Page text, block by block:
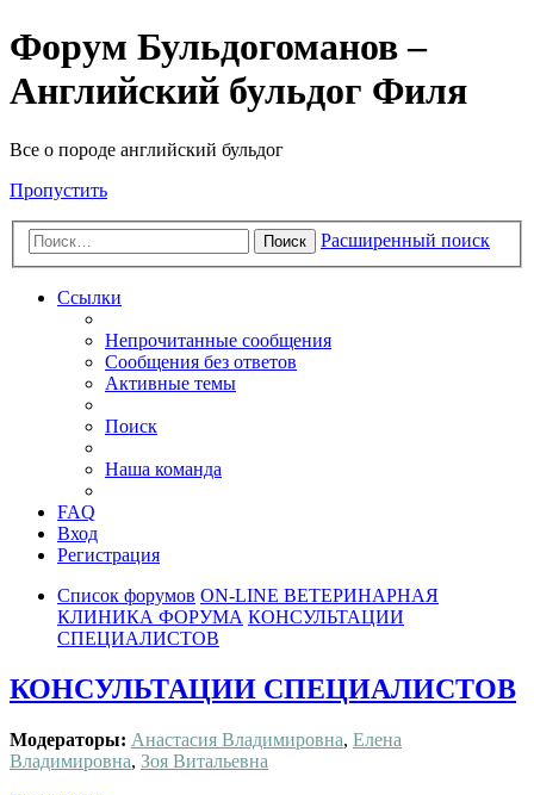
Форум Бульдогоманов –
Английский бульдог Филя
Все о породе английский бульдог
Пропустить
Поиск Расширенный поиск
Ссылки
Непрочитанные сообщения
Сообщения без ответов
Активные темы
Поиск
Наша команда
FAQ
Вход
Регистрация
Список форумов ON-LINE ВЕТЕРИНАРНАЯ
КЛИНИКА ФОРУМА КОНСУЛЬТАЦИИ
СПЕЦИАЛИСТОВ
КОНСУЛЬТАЦИИ СПЕЦИАЛИСТОВ
Модераторы: Анастасия Владимировна, Елена
Владимировна, Зоя Витальевна